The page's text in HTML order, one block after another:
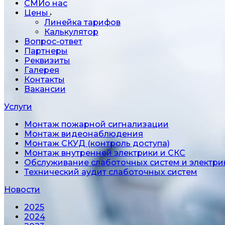
СМИо нас
Цены
Линейка тарифов
Калькулятор
Вопрос-ответ
Партнеры
Реквизиты
Галерея
Контакты
Вакансии
Услуги
Монтаж пожарной сигнализации
Монтаж видеонаблюдения
Монтаж СКУД (контроль доступа)
Монтаж внутренней электрики и СКС
Обслуживание слаботочных систем и
Технический аудит слаботочных систем
Новости
2025
2024